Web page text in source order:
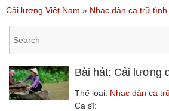
Cải lương Việt Nam » Nhạc dân ca trữ
Bài hát: Cải lương
Thể loại: Nhạc dân ca
Ca sĩ: